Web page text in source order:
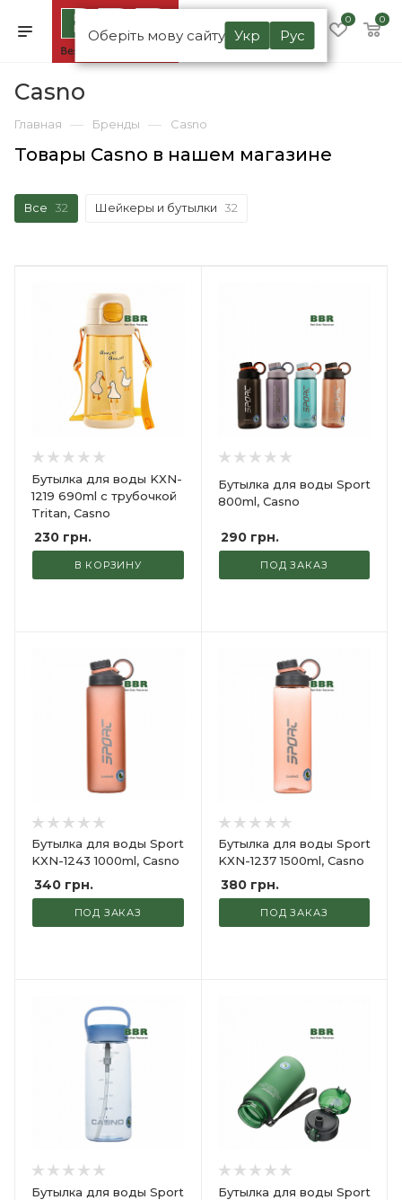
Оберіть мову сайту Укр Рус
0 0
Casno
Главная — Бренды — Casno
Товары Casno в нашем магазине
Все 32 Шейкеры и бутылки 32
Бутылка для воды KXN-
1219 690ml с трубочкой
Tritan, Casno
230 грн.
В КОРЗИНУ
Бутылка для воды Sport
800ml, Casno
290грн.
ПОД ЗАКАЗ
Бутылка для воды Sport
KXN-1243 1000ml, Casno
340 грн.
ПОД ЗАКАЗ
Бутылка для воды Sport
KXN-1237 1500ml, Casno
380грн.
ПОД ЗАКАЗ
Бутылка для воды Sport
Бутылка для воды Sport